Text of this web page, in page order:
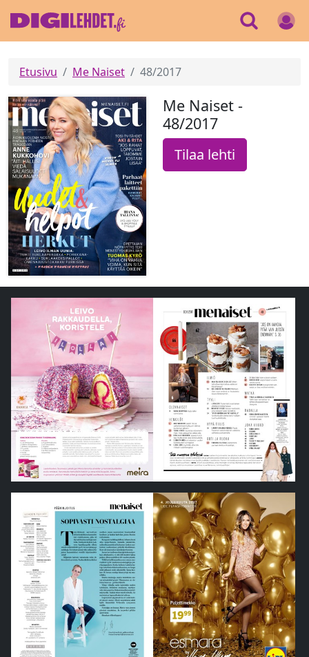
Etusivu Me Naiset 48/2017
Me Naiset -
48/2017
Tilaa lehti